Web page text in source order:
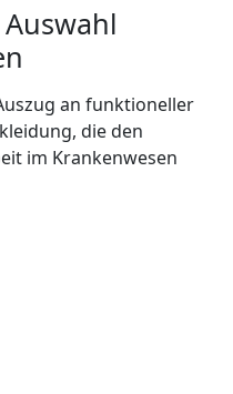
an funktioneller
die den
im Krankenwesen